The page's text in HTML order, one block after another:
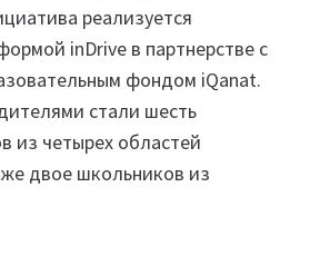
реализуется
inDrive в партнерстве с
фондом iQanat.
стали шесть
из четырех областей
двое школьников из